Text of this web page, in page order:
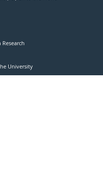
Research
University